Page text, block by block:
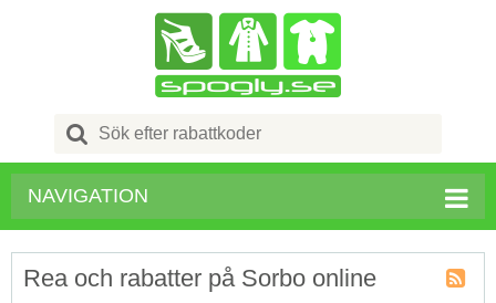
Search
for:
NAVIGATION
Rea och rabatter på Sorbo online